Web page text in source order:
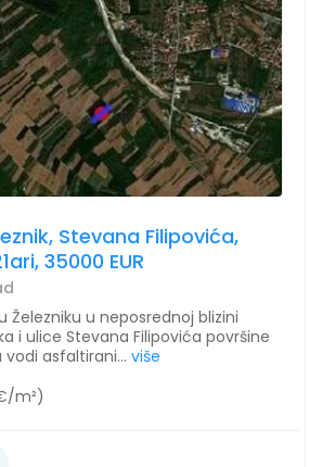
Stevana Filipovića,
35000 EUR
Železniku u neposrednoj blizini
i ulice Stevana Filipovića površine
vodi asfaltirani... više
m²)